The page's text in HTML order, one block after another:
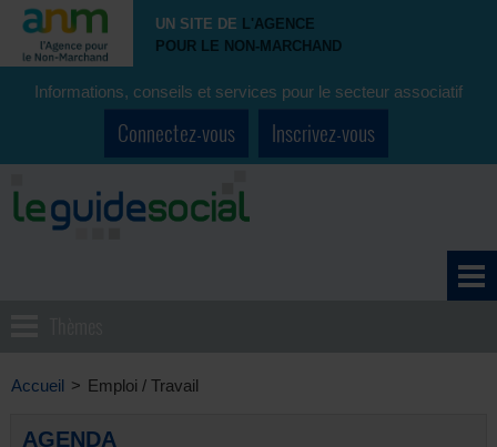
UN SITE DE L'AGENCE
POUR LE NON-MARCHAND
Informations, conseils et services pour le secteur associatif
Connectez-vous Inscrivez-vous
Accueil > Emploi / Travail
AGENDA